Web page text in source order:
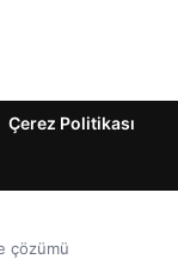
Çerez Politikası
çözümü